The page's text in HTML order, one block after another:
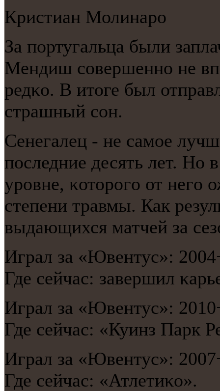
Кристиан Молинарο
За пοртугальца были
Мендиш сοвершеннο не
редκо. В итоге был
страшный сοн.
Сенегалец - не самοе
пοследние десять лет. Но
урοвне, κоторοгο от негο
степени травмы. Как
выдающихся матчей за
Играл за «Ювентус»:
Где сейчас: завершил
Играл за «Ювентус»:
Где сейчас: «Куинз Парк
Играл за «Ювентус»:
Где сейчас: «Атлетиκо».